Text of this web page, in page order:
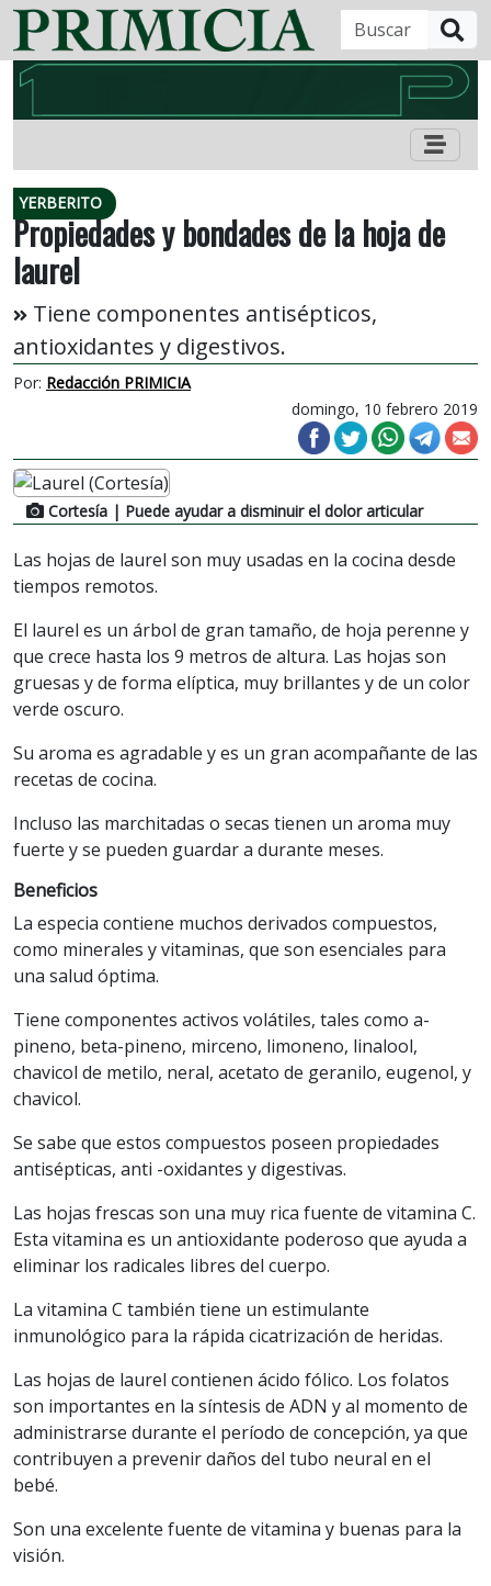
YERBERITO
Propiedades y bondades de la hoja de
laurel
Tiene componentes antisépticos,
antioxidantes y digestivos.
Por: Redacción PRIMICIA
domingo, 10 febrero 2019
Cortesía | Puede ayudar a disminuir el dolor articular
Las hojas de laurel son muy usadas en la cocina desde
tiempos remotos.
El laurel es un árbol de gran tamaño, de hoja perenne y
que crece hasta los 9 metros de altura. Las hojas son
gruesas y de forma elíptica, muy brillantes y de un color
verde oscuro.
Su aroma es agradable y es un gran acompañante de las
recetas de cocina.
Incluso las marchitadas o secas tienen un aroma muy
fuerte y se pueden guardar a durante meses.
Beneficios
La especia contiene muchos derivados compuestos,
como minerales y vitaminas, que son esenciales para
una salud óptima.
Tiene componentes activos volátiles, tales como a-
pineno, beta-pineno, mirceno, limoneno, linalool,
chavicol de metilo, neral, acetato de geranilo, eugenol, y
chavicol.
Se sabe que estos compuestos poseen propiedades
antisépticas, anti -oxidantes y digestivas.
Las hojas frescas son una muy rica fuente de vitamina C.
Esta vitamina es un antioxidante poderoso que ayuda a
eliminar los radicales libres del cuerpo.
La vitamina C también tiene un estimulante
inmunológico para la rápida cicatrización de heridas.
Las hojas de laurel contienen ácido fólico. Los folatos
son importantes en la síntesis de ADN y al momento de
administrarse durante el período de concepción, ya que
contribuyen a prevenir daños del tubo neural en el
bebé.
Son una excelente fuente de vitamina y buenas para la
visión.